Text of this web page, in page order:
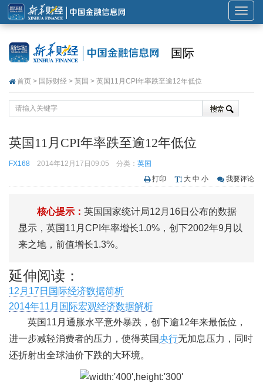
展
开
国际
首页 > 国际财经 > 英国 > 英国11月CPI年率跌至逾12年低位
英国11月CPI年率跌至逾12年低位
FX168 2014年12月17日09:05 分类： 英国
打印
大 中 小 我要评论
核心提示： 英国国家统计局12月16日公布的数据
显示，英国11月CPI年率增长1.0%，创下2002年9月以
来之地，前值增长1.3%。
延伸阅读：
12月17日国际经济数据简析
2014年11月国际宏观经济数据解析
英国11月通胀水平意外暴跌，创下逾12年来最低位，
进一步减轻消费者的压力，使得英国央行无加息压力，同时
还折射出全球油价下跌的大环境。